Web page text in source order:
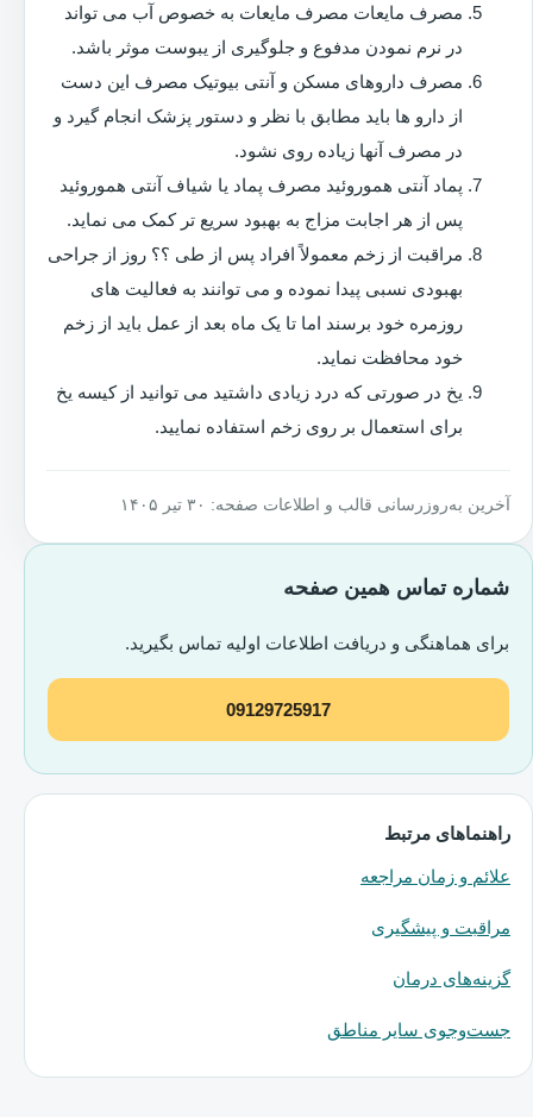
مصرف مایعات مصرف مایعات به خصوص آب می تواند
در نرم نمودن مدفوع و جلوگیری از یبوست موثر باشد.
مصرف داروهای مسکن و آنتی بیوتیک مصرف این دست
از دارو ها باید مطابق با نظر و دستور پزشک انجام گیرد و
در مصرف آنها زیاده روی نشود.
پماد آنتی هموروئید مصرف پماد یا شیاف آنتی هموروئید
پس از هر اجابت مزاج به بهبود سریع تر کمک می نماید.
مراقبت از زخم معمولاً افراد پس از طی ؟؟ روز از جراحی
بهبودی نسبی پیدا نموده و می توانند به فعالیت های
روزمره خود برسند اما تا یک ماه بعد از عمل باید از زخم
خود محافظت نماید.
یخ در صورتی که درد زیادی داشتید می توانید از کیسه یخ
برای استعمال بر روی زخم استفاده نمایید.
آخرین به‌روزرسانی قالب و اطلاعات صفحه: ۳۰ تیر ۱۴۰۵
شماره تماس همین صفحه
برای هماهنگی و دریافت اطلاعات اولیه تماس بگیرید.
09129725917
راهنماهای مرتبط
علائم و زمان مراجعه
مراقبت و پیشگیری
گزینه‌های درمان
جست‌وجوی سایر مناطق